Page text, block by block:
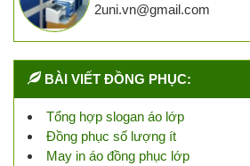
2uni.vn@gmail.com
BÀI VIẾT ĐỒNG PHỤC:
Tổng hợp slogan áo lớp
Đồng phục số lượng ít
May in áo đồng phục lớp